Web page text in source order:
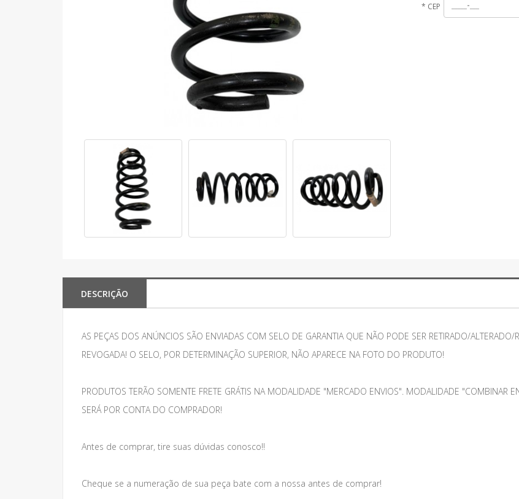
* CEP
DESCRIÇÃO
AS PEÇAS DOS ANÚNCIOS SÃO ENVIADAS COM SELO DE GARANTIA QUE NÃO PODE SER RETIRADO/ALTERADO/
REVOGADA! O SELO, POR DETERMINAÇÃO SUPERIOR, NÃO APARECE NA FOTO DO PRODUTO!
PRODUTOS TERÃO SOMENTE FRETE GRÁTIS NA MODALIDADE "MERCADO ENVIOS". MODALIDADE "COMBINAR
SERÁ POR CONTA DO COMPRADOR!
Antes de comprar, tire suas dúvidas conosco!!
Cheque se a numeração de sua peça bate com a nossa antes de comprar!